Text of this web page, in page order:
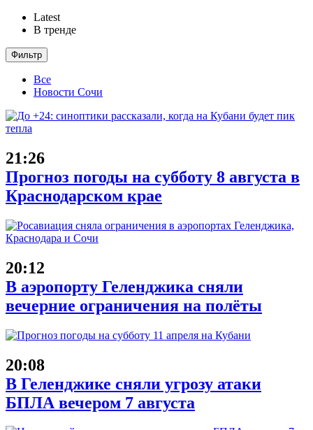
Latest
В тренде
Фильтр
Все
Новости Сочи
21:26
Прогноз погоды на субботу 8 августа в
Краснодарском крае
20:12
В аэропорту Геленджика сняли
вечерние ограничения на полёты
20:08
В Геленджике сняли угрозу атаки
БПЛА вечером 7 августа